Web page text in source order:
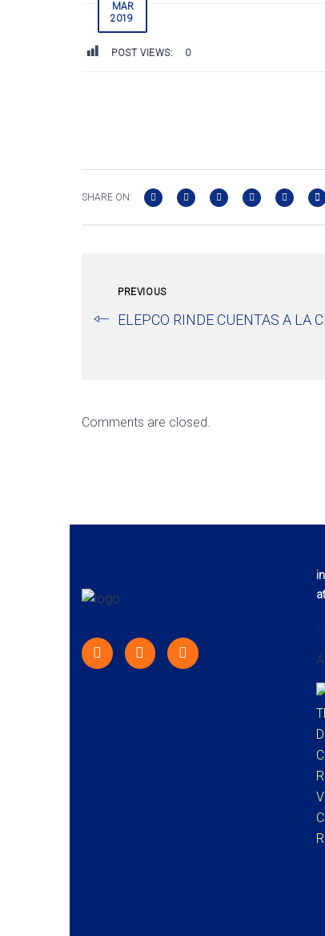
MAR
2019
POST VIEWS: 0
SHARE ON:
PREVIOUS
ELEPCO RINDE CUENTAS A LA
Comments are closed.